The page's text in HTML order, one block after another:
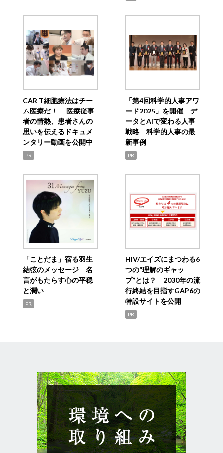
CAR T細胞療法はチー
ム医療だ！ 医療従事
者の情熱、患者さんの
思いを伝えるドキュメ
ンタリー動画を公開中
PR
「第4回科学的人事アワ
ード2025」を開催 デ
ータとAIで変わる人事
戦略 科学的人事の最
新事例
PR
「ことだま」宿る羽生
結弦のメッセージ 名
言がもたらす心の平穏
と潤い
PR
HIV/エイズにまつわる6
つの“理解のギャッ
プ”とは？ 2030年の流
行終結を目指すGAP6の
特設サイトを公開
PR